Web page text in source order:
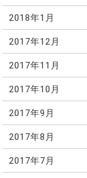
2018年1月
2017年12月
2017年11月
2017年10月
2017年9月
2017年8月
2017年7月